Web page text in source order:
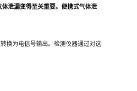
泄漏变得至关重要。便携式气体泄
换为电信号输出。检测仪器通过对这